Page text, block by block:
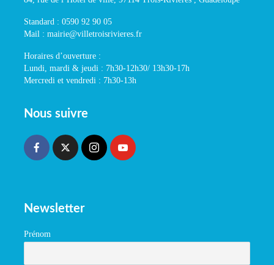
Standard : 0590 92 90 05
Mail : mairie@villetroisrivieres.fr
Horaires d’ouverture :
Lundi, mardi & jeudi : 7h30-12h30/ 13h30-17h
Mercredi et vendredi : 7h30-13h
Nous suivre
Newsletter
Prénom